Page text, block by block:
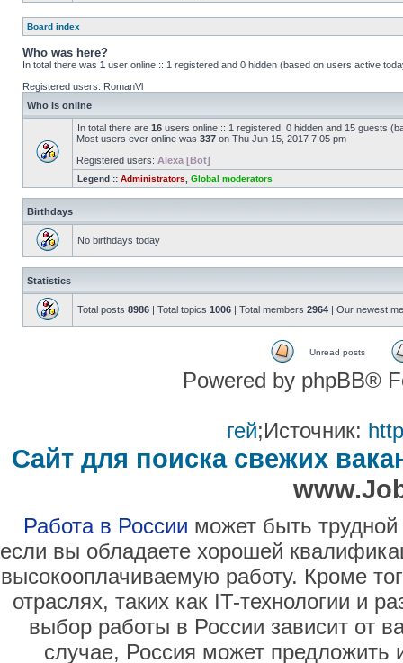
Board index
Who was here?
In total there was 1 user online :: 1 registered and 0 hidden (based on users active
Registered users: RomanVl
Who is online
In total there are 16 users online :: 1 registered, 0 hidden and 15 guests
Most users ever online was 337 on Thu Jun 15, 2017 7:05 pm
Registered users: Alexa [Bot]
Legend :: Administrators Global moderators
Birthdays
No birthdays today
Statistics
Total posts 8986 | Total topics 1006 | Total members 2964 | Our newest
Unread posts
Powered by phpBB®
гей;Источник:
Сайт для поиска свежих
Работа в России может быть
если вы обладаете хорошей
высокооплачиваемую работу. Кроме
отраслях, таких как IT-технологии и
выбор работы в России зависит от
случае, Россия может предложить